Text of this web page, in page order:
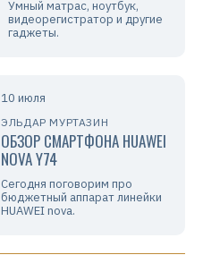
Умный матрас, ноутбук,
видеорегистратор и другие
гаджеты.
10 июля
ЭЛЬДАР МУРТАЗИН
ОБЗОР СМАРТФОНА HUAWEI
NOVA Y74
Сегодня поговорим про
бюджетный аппарат линейки
HUAWEI nova.